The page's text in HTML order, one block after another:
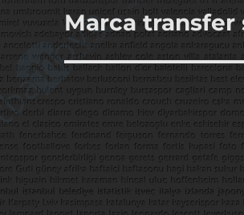
Sonraki
yazı:
Marca transfer